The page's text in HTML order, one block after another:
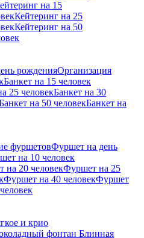
на 15
Кейтеринг на 25
Кейтеринг на 50
рожденияОрганизация
Банкет на 15 человек
25 человекБанкет на 30
на 50 человекБанкет на
фуршетовФуршет на день
на 10 человек
на 20 человекФуршет на 25
Фуршет на 40 человекФуршет
и крио
фонтан Блинная